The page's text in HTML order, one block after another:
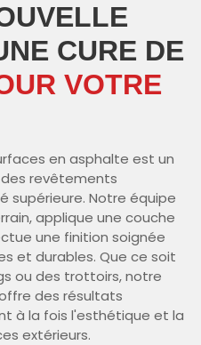
CURE DE
VOTRE
en asphalte est un
revêtements
supérieure. Notre équipe
applique une couche
une finition soignée
et durables. Que ce soit
ou des trottoirs, notre
des résultats
à la fois l'esthétique et la
extérieurs.